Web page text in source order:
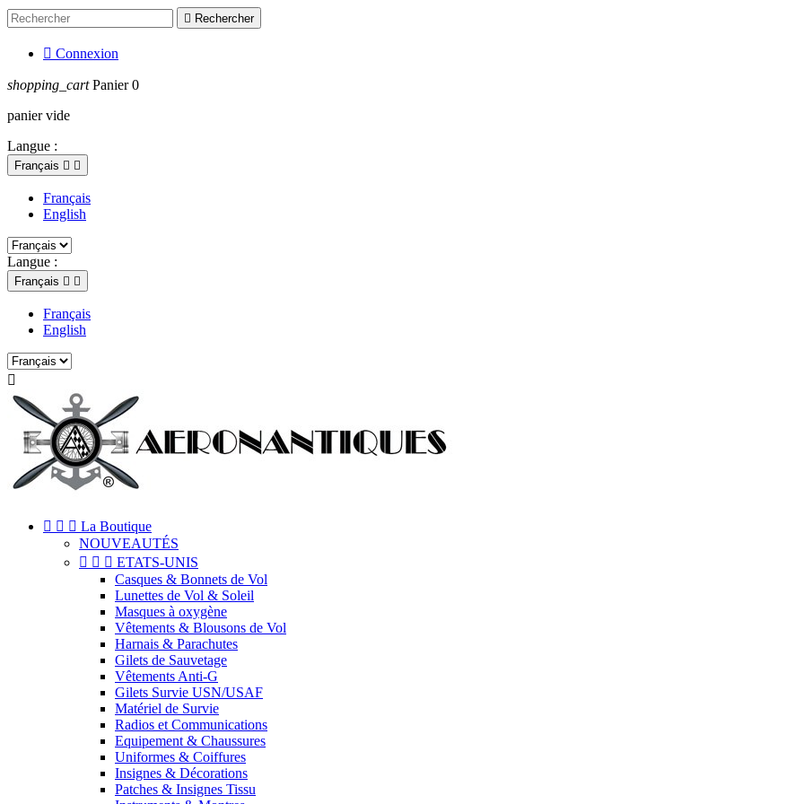
 Rechercher
 Connexion
shopping_cart Panier 0
panier vide
Langue :
Français  
Français
English
Langue :
Français  
Français
English

   La Boutique
NOUVEAUTÉS
   ETATS-UNIS
Casques & Bonnets de Vol
Lunettes de Vol & Soleil
Masques à oxygène
Vêtements & Blousons de Vol
Harnais & Parachutes
Gilets de Sauvetage
Vêtements Anti-G
Gilets Survie USN/USAF
Matériel de Survie
Radios et Communications
Equipement & Chaussures
Uniformes & Coiffures
Insignes & Décorations
Patches & Insignes Tissu